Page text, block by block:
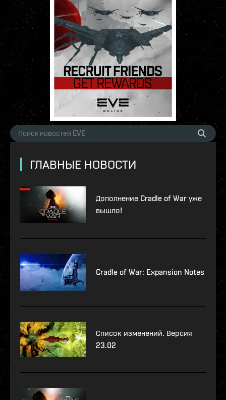
ГЛАВНЫЕ НОВОСТИ
Дополнение Cradle of War уже
вышло!
Cradle of War: Expansion Notes
Список изменений. Версия
23.02